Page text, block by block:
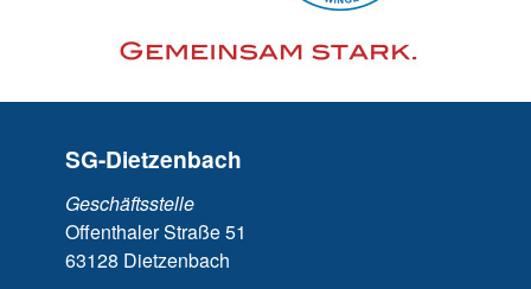
SG-Dietzenbach
Geschäftsstelle
Offenthaler Straße 51
63128 Dietzenbach